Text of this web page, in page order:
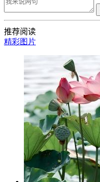
推荐阅读